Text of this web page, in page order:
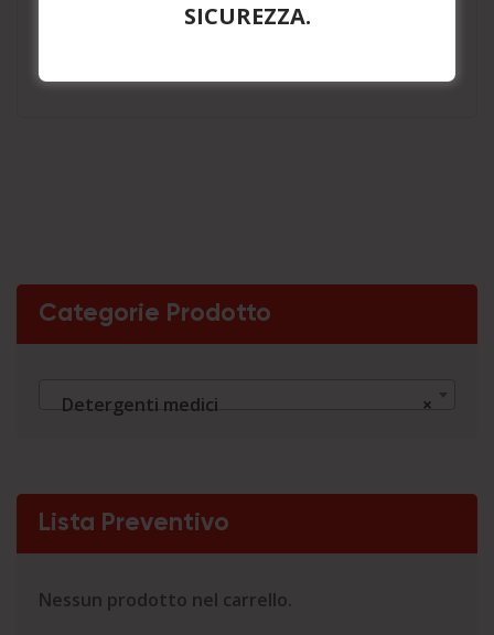
Categorie Prodotto
×
Detergenti medici
Lista Preventivo
Nessun prodotto nel carrello.
SICUREZZA.